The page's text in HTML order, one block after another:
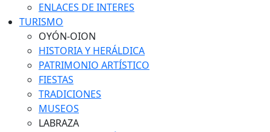
ENLACES DE INTERES
TURISMO
OYÓN-OION
HISTORIA Y HERÁLDICA
PATRIMONIO ARTÍSTICO
FIESTAS
TRADICIONES
MUSEOS
LABRAZA